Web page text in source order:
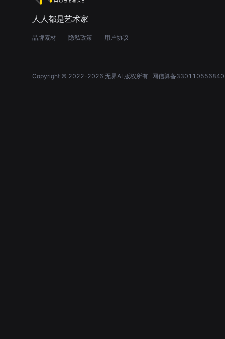
人人都是艺术家
品牌素材 隐私政策 用户协议
Copyright © 2022-2026 无界AI 版权所有 网信算备